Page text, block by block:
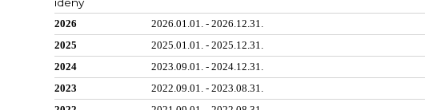
2026 2026.01.01. - 2026.12.31.
2025
2025.01.01. - 2025.12.31.
2024
2023.09.01. - 2024.12.31.
2023
2022.09.01. - 2023.08.31.